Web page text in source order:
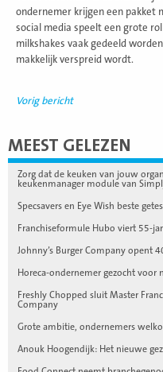
ondernemer krijgen een pakket
social media speelt een grote
milkshakes vaak gedeeld
makkelijk verspreid wordt.
Vorig bericht
MEEST GELEZEN
Zorg dat de keuken van jouw
keukenmanager module van
Specsavers en Eye Wish beste
Franchiseformule Hubo viert 55-
Johnny’s Burger Company opent
Horeca-ondernemer gezocht
Freshly Chopped sluit Master
Company
Grote ambitie, ondernemers
Anouk Hoogendijk: Het nieuwe